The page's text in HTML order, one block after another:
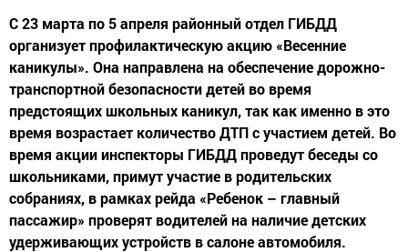
С 23 марта по 5 апреля районный отдел ГИБДД
организует профилактическую акцию «Весенние
каникулы». Она направлена на обеспечение дорожно-
транспортной безопасности детей во время
предстоящих школьных каникул, так как именно в это
время возрастает количество ДТП с участием детей. Во
время акции инспекторы ГИБДД проведут беседы со
школьниками, примут участие в родительских
собраниях, в рамках рейда «Ребенок – главный
пассажир» проверят водителей на наличие детских
удерживающих устройств в салоне автомобиля.